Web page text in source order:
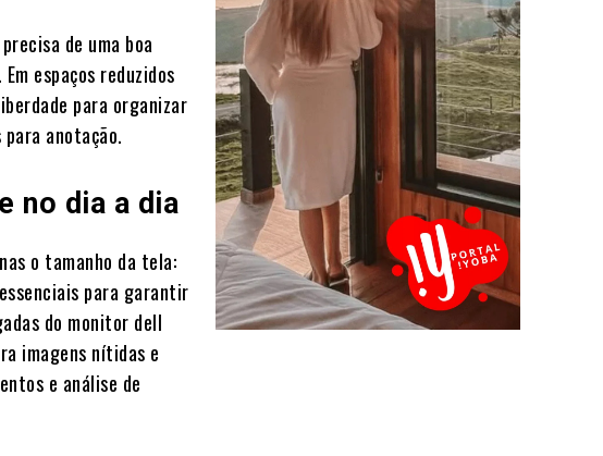
de uma boa
espaços reduzidos
para organizar
anotação.
no dia a dia
o tamanho da tela:
para garantir
do monitor dell
imagens nítidas e
e análise de